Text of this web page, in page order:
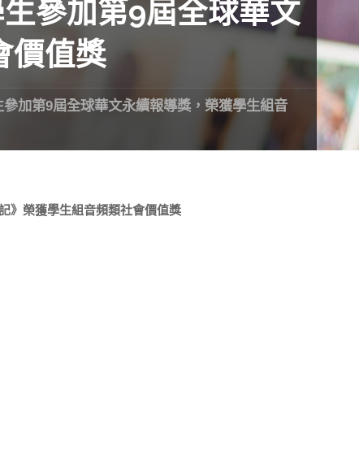
參加第9屆全球華文
價值獎
加第9屆全球華文永續報導獎，榮獲學生組音
》榮獲學生組音頻類社會價值獎